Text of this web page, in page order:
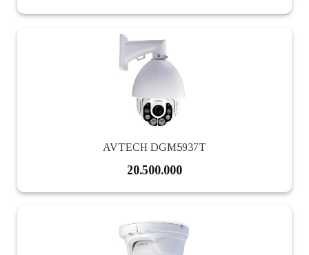
AVTECH DGM5937T
20.500.000